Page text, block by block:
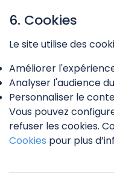
6. Cookies
Le site utilise des
Améliorer
Analyser l'audience
Personnaliser le
Vous pouvez
refuser les cookies.
Cookies pour plus